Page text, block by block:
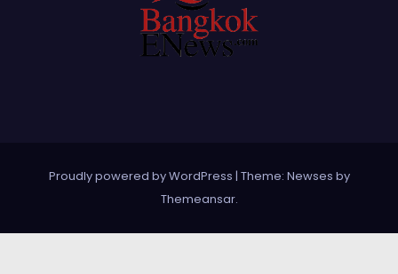
Proudly powered by WordPress | Theme: Newses by
Themeansar.